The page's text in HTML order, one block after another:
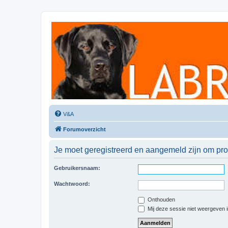
Labradorforum
Het gezelligste Labradorforum van Nederland en België!
V&A
Forumoverzicht
Je moet geregistreerd en aangemeld zijn om
Gebruikersnaam:
Wachtwoord:
Onthouden
Mij deze sessie niet weergeven